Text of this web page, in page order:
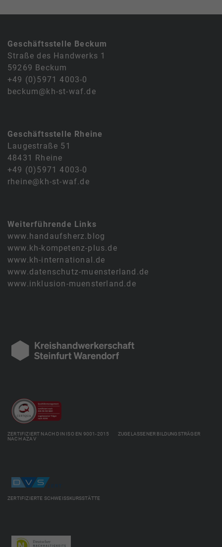
Geschäftsstelle Beckum
Straße des Handwerks 1
59269 Beckum
+49 (0)5971 4003-0
beckum@kh-st-waf.de
Geschäftsstelle Rheine
Laugestraße 51
48431 Rheine
+49 (0)5971 4003-0
rheine@kh-st-waf.de
Weiterführende Links
www.handaufsherz.blog
www.kh-kompetenz-plus.de
www.kh-international.de
www.datenschutz-muensterland.de
www.inklusion-muensterland.de
ZERTIFIZIERT NACH DIN ISO EN 9001-2015 ZUGELASSENER BILDUNGSTRÄGER
NACH AZAV
ZERTIFIZIERTE SCHWEISSKURSSTÄTTE